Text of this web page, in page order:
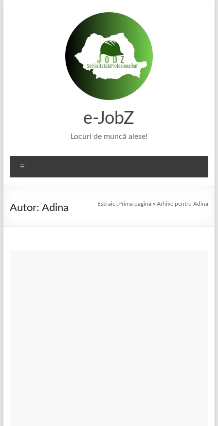
e-JobZ
Locuri de muncă alese!
Autor: Adina Ești aici:Prima pagină »Arhive pentru Adina